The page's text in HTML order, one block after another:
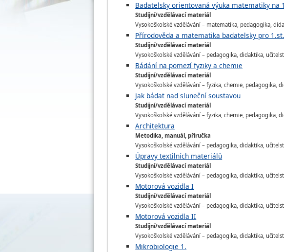
Badatelsky orientovaná výuka matematiky na
Studijní/vzdělávací materiál
Vysokoškolské vzdělávání – matematika, pedagogika,
Přírodověda a matematika badatelsky pro
Studijní/vzdělávací materiál
Vysokoškolské vzdělávání – pedagogika, didaktika,
Bádání na pomezí fyziky a chemie
Studijní/vzdělávací materiál
Vysokoškolské vzdělávání – fyzika, chemie, pedagogika,
Jak bádat nad sluneční soustavou
Studijní/vzdělávací materiál
Vysokoškolské vzdělávání – fyzika, chemie, pedagogika,
Architektura
Metodika, manuál, příručka
Vysokoškolské vzdělávání – pedagogika, didaktika,
Úpravy textilních materiálů
Studijní/vzdělávací materiál
Vysokoškolské vzdělávání – pedagogika, didaktika,
Motorová vozidla I
Studijní/vzdělávací materiál
Vysokoškolské vzdělávání – pedagogika, didaktika,
Motorová vozidla II
Studijní/vzdělávací materiál
Vysokoškolské vzdělávání – pedagogika, didaktika,
Mikrobiologie 1.